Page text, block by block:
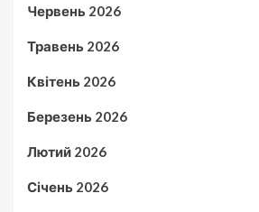
Червень 2026
Травень 2026
Квітень 2026
Березень 2026
Лютий 2026
Січень 2026